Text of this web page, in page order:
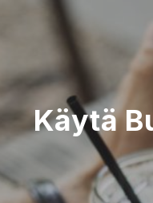
Käytä